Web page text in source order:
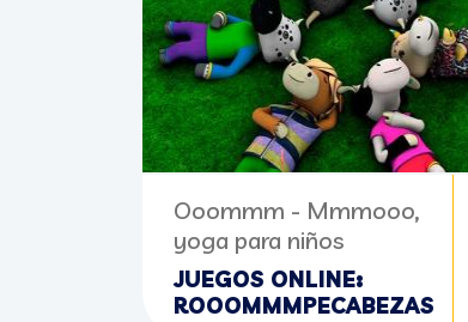
Ooommm - Mmmooo,
yoga para niños
JUEGOS ONLINE:
ROOOMMMPECABEZAS